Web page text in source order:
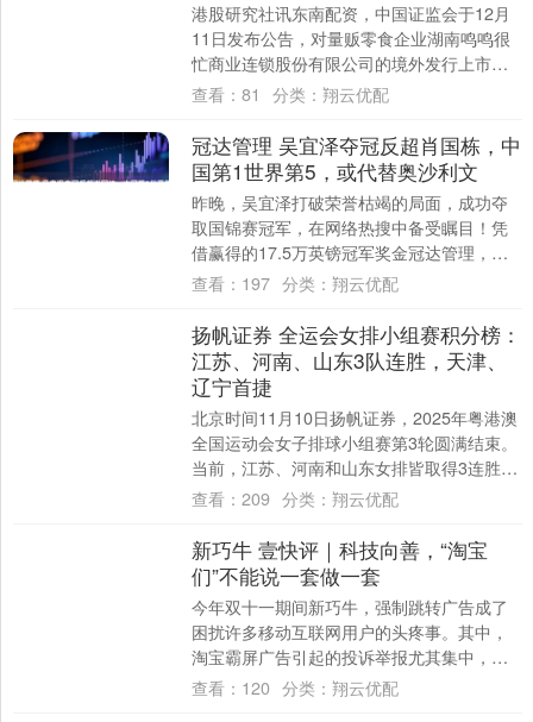
港股研究社讯东南配资，中国证监会于12月
11日发布公告，对量贩零食企业湖南鸣鸣很
忙商业连锁股份有限公司的境外发行上市及
境内未上市股份“全流通”备案事项予以确
查看： 81 分类： 翔云优配
冠达管理 吴宜泽夺冠反超肖国栋，中
国第1世界第5，或代替奥沙利文
昨晚，吴宜泽打破荣誉枯竭的局面，成功夺
取国锦赛冠军，在网络热搜中备受瞩目！凭
借赢得的17.5万英镑冠军奖金冠达管理，吴
宜泽在最新的单赛季排名中超越了肖国栋，
查看： 197 分类： 翔云优配
扬帆证券 全运会女排小组赛积分榜：
江苏、河南、山东3队连胜，天津、
辽宁首捷
北京时间11月10日扬帆证券，2025年粤港澳
全国运动会女子排球小组赛第3轮圆满结束。
当前，江苏、河南和山东女排皆取得3连胜，
使她们离小组出线更近一步；与此同时....
查看： 209 分类： 翔云优配
新巧牛 壹快评｜科技向善，“淘宝
们”不能说一套做一套
今年双十一期间新巧牛，强制跳转广告成了
困扰许多移动互联网用户的头疼事。其中，
淘宝霸屏广告引起的投诉举报尤其集中，杭
州余杭区相关部门已经对它展开调查。 根据
查看： 120 分类： 翔云优配